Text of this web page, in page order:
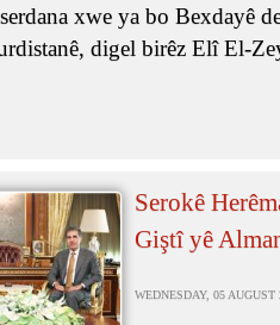
xwe ya bo Bexdayê
digel birêz Elî El-
Serokê
Giştî yê
WEDNESDAY, 05 AUGUST